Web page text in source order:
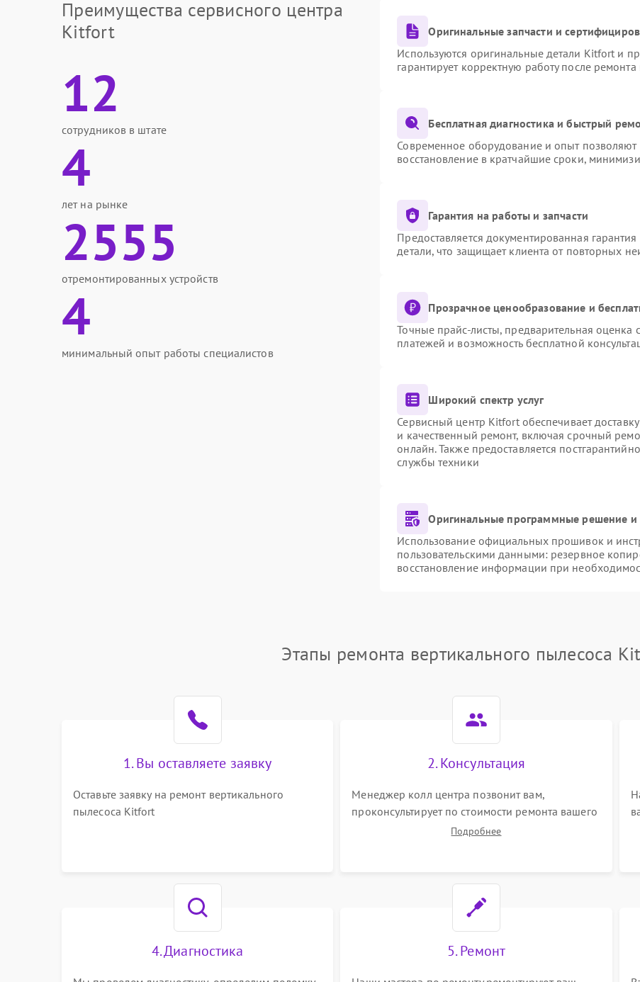
Преимущества сервисного центра
Kitfort
12
сотрудников в штате
4
лет на рынке
2555
отремонтированных устройств
4
минимальный опыт работы специалистов
Оригинальные запчасти и
Используются оригинальные детали Kitfort и
гарантирует корректную работу после
Бесплатная диагностика и быстрый
Современное оборудование и опыт позволяют
восстановление в кратчайшие сроки,
Гарантия на работы и запчасти
Предоставляется документированная
детали, что защищает клиента от повторных
Прозрачное ценообразование и
Точные прайс-листы, предварительная оценка
платежей и возможность бесплатной
Широкий спектр услуг
Сервисный центр Kitfort обеспечивает
и качественный ремонт, включая срочный
онлайн. Также предоставляется
службы техники
Оригинальные программные решение и
Использование официальных прошивок и
пользовательскими данными: резервное
восстановление информации при
Этапы ремонта вертикального пылесоса
1. Вы оставляете заявку
Оставьте заявку на ремонт вертикального
пылесоса Kitfort
2. Консультация
Менеджер колл центра позвонит вам,
проконсультирует по стоимости ремонта вашего
вертикального пылесоса а также ответит на все
Подробнее
4. Диагностика 5. Ремонт